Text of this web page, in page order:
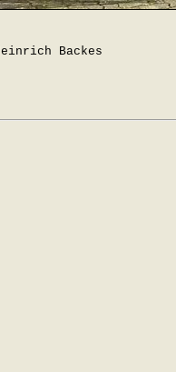
Backes